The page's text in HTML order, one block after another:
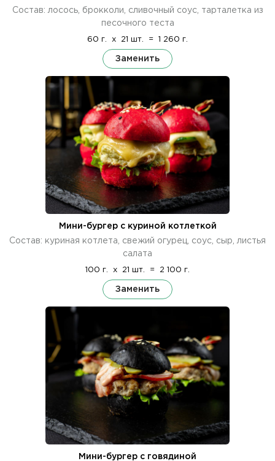
Состав: лосось, брокколи, сливочный соус, тарталетка из
песочного теста
60 г. x 21 шт. = 1 260 г.
Заменить
Мини-бургер с куриной котлеткой
Состав: куриная котлета, свежий огурец, соус, сыр, листья
салата
100 г. x 21 шт. = 2 100 г.
Заменить
Мини-бургер с говядиной